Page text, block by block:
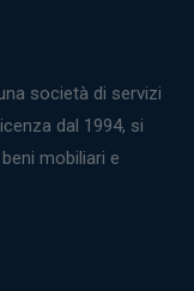
società di servizi
dal 1994, si
mobiliari e